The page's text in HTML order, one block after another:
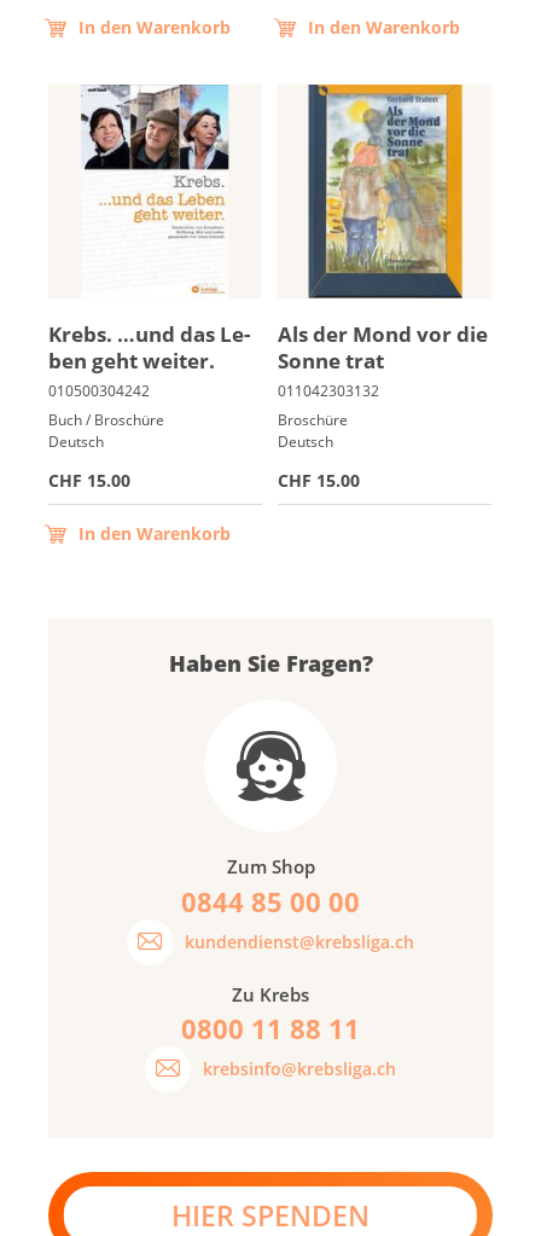
In den Warenkorb In den Warenkorb
Krebs. …und das Le­
ben geht wei­ter.
Buch / Broschüre
Deutsch
CHF 15.00
In den Warenkorb
Als der Mond vor die
Son­ne trat
Broschüre
Deutsch
CHF 15.00
Haben Sie Fragen?
Zum Shop
0844 85 00 00
kundendienst@krebsliga.ch
Zu Krebs
0800 11 88 11
krebsinfo@krebsliga.ch
HIER SPENDEN